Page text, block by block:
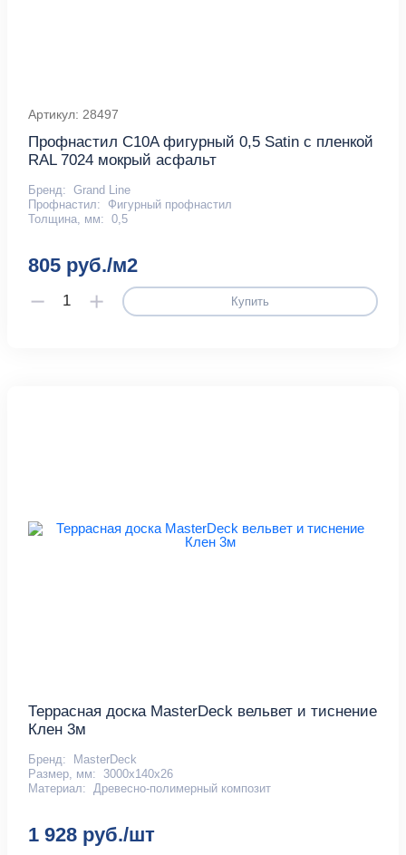
Артикул: 28497
Профнастил С10A фигурный 0,5 Satin с пленкой
RAL 7024 мокрый асфальт
Бренд: Grand Line
Профнастил:
Фигурный профнастил
Толщина, мм: 0,5
805 руб./м2
Купить
Террасная доска MasterDeck вельвет и тиснение
Клен 3м
Бренд:
MasterDeck
Размер, мм:
3000х140х26
Материал: Древесно-полимерный композит
1 928 руб./шт